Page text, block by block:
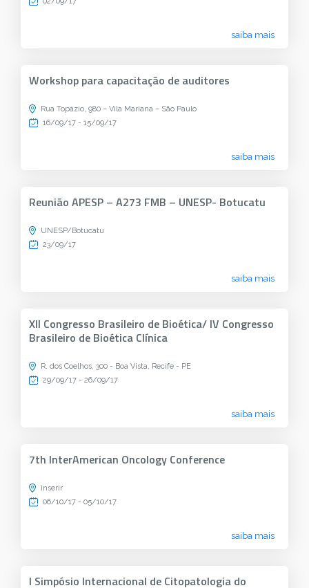
saiba mais
Workshop para capacitação de auditores
Rua Topázio, 980 – Vila Mariana – São Paulo
16/09/17 - 15/09/17
saiba mais
Reunião APESP – A273 FMB – UNESP- Botucatu
UNESP/Botucatu
23/09/17
saiba mais
XII Congresso Brasileiro de Bioética/ IV Congresso
Brasileiro de Bioética Clínica
R. dos Coelhos, 300 - Boa Vista, Recife - PE
29/09/17 - 26/09/17
saiba mais
7th InterAmerican Oncology Conference
inserir
06/10/17 - 05/10/17
saiba mais
I Simpósio Internacional de Citopatologia do